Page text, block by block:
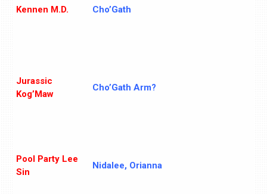
Kennen M.D. Cho’Gath
Jurassic
Kog’Maw
Cho’Gath Arm?
Pool Party Lee
Sin
Nidalee, Orianna